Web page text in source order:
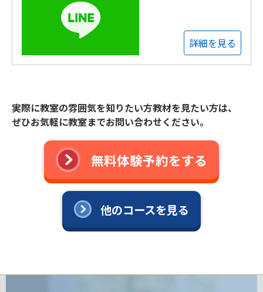
詳細を見る
実際に教室の雰囲気を知りたい方教材を見たい方は、
ぜひお気軽に教室までお問い合わせください。
無料体験予約をする
他のコースを見る